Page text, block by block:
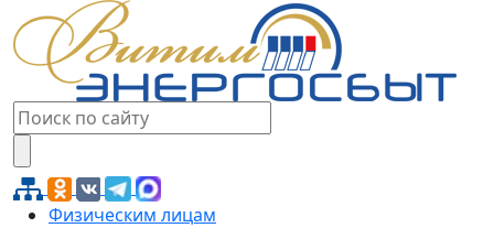
Физическим лицам